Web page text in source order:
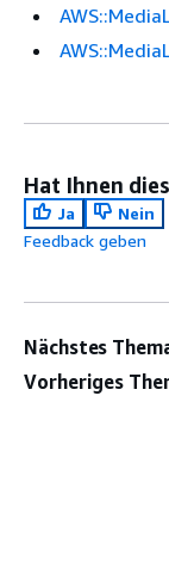
Hat Ihnen
Ja
Nein
Feedback geben
Nächstes
Vorheriges